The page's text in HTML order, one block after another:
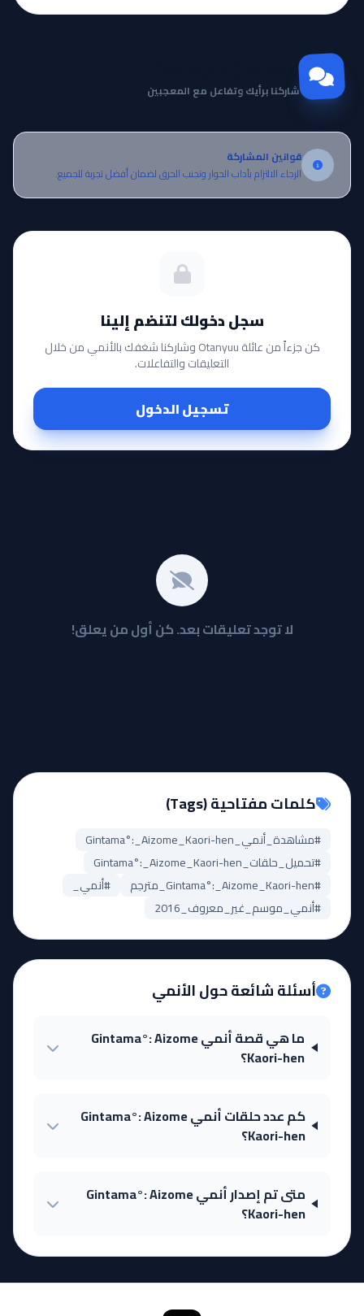
مجتمع Otanyuu
شاركنا برأيك وتفاعل مع المعجبين
قوانين المشاركة
الرجاء الالتزام بآداب الحوار وتجنب الحرق لضمان أفضل تجربة للجميع.
سجل دخولك لتنضم إلينا
كن جزءاً من عائلة Otanyuu وشاركنا شغفك بالأنمي من خلال
التعليقات والتفاعلات.
تسجيل الدخول
لا توجد تعليقات بعد. كن أول من يعلق!
كلمات مفتاحية (Tags)
#مشاهدة_أنمي_Gintama°:_Aizome_Kaori-hen
#تحميل_حلقات_Gintama°:_Aizome_Kaori-hen
#Gintama°:_Aizome_Kaori-hen_مترجم
#أنمي_
#أنمي_موسم_غير_معروف_2016
أسئلة شائعة حول الأنمي
ما هي قصة أنمي Gintama°: Aizome
Kaori-hen؟
كم عدد حلقات أنمي Gintama°: Aizome
Kaori-hen؟
متى تم إصدار أنمي Gintama°: Aizome
Kaori-hen؟